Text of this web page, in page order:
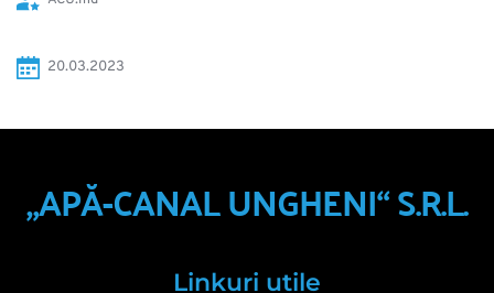
20.03.2023
„APĂ-CANAL UNGHENI“ S.R.L.
Linkuri utile